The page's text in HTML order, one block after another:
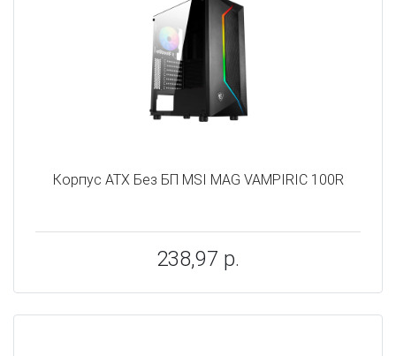
Корпус ATX Без БП MSI MAG VAMPIRIC 100R
238,97 р.